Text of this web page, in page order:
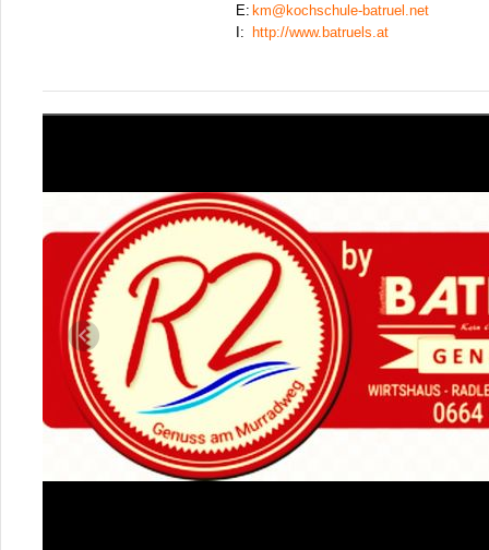
E: km@kochschule-batruel.net
I:
http://www.batruels.at